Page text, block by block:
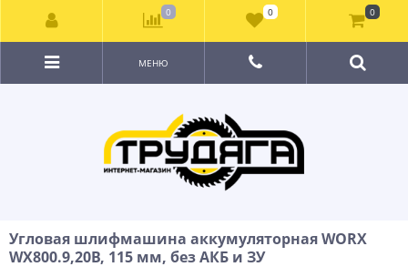
МЕНЮ
Угловая шлифмашина аккумуляторная WORX
WX800.9,20В, 115 мм, без АКБ и ЗУ
0 0 0